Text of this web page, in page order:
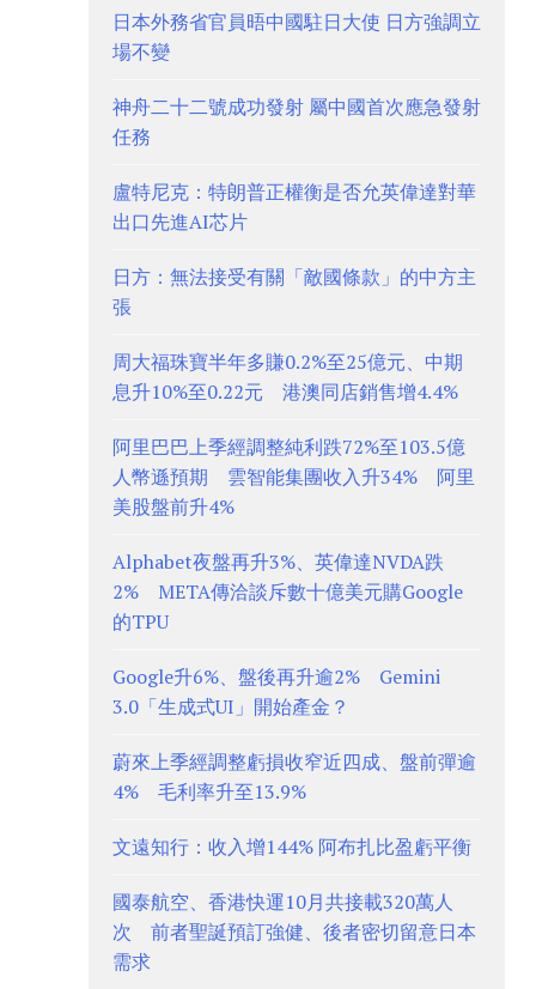
日本外務省官員晤中國駐日大使 日方強調立
場不變
神舟二十二號成功發射 屬中國首次應急發射
任務
盧特尼克：特朗普正權衡是否允英偉達對華
出口先進AI芯片
日方：無法接受有關「敵國條款」的中方主
張
周大福珠寶半年多賺0.2%至25億元、中期
息升10%至0.22元 港澳同店銷售增4.4%
阿里巴巴上季經調整純利跌72%至103.5億
人幣遜預期 雲智能集團收入升34% 阿里
美股盤前升4%
Alphabet夜盤再升3%、英偉達NVDA跌
2% META傳洽談斥數十億美元購Google
的TPU
Google升6%、盤後再升逾2% Gemini
3.0「生成式UI」開始產金？
蔚來上季經調整虧損收窄近四成、盤前彈逾
4% 毛利率升至13.9%
文遠知行：收入增144% 阿布扎比盈虧平衡
國泰航空、香港快運10月共接載320萬人
次 前者聖誕預訂強健、後者密切留意日本
需求